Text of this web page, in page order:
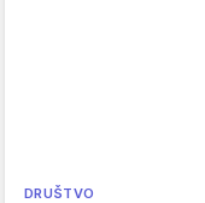
DRUŠTVO